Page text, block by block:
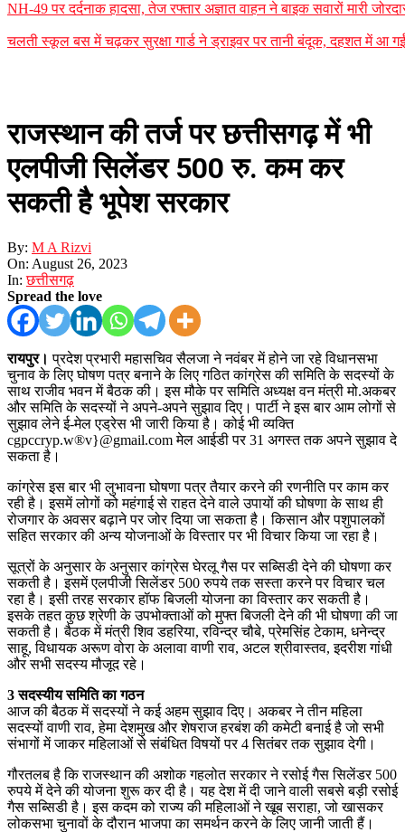
NH-49 पर दर्दनाक हादसा, तेज रफ्तार अज्ञात वाहन ने बाइक सवारों मारी
चलती स्कूल बस में चढ़कर सुरक्षा गार्ड ने ड्राइवर पर तानी बंदूक, दहशत में आ गईं
राजस्थान की तर्ज पर छत्तीसगढ़ में भी
एलपीजी सिलेंडर 500 रु. कम कर
सकती है भूपेश सरकार
By: M A Rizvi
On: August 26, 2023
In: छत्तीसगढ़
Spread the love
रायपुर। प्रदेश प्रभारी महासचिव सैलजा ने नवंबर में होने जा रहे विधानसभा
चुनाव के लिए घोषण पत्र बनाने के लिए गठित कांग्रेस की समिति के सदस्यों के
साथ राजीव भवन में बैठक की। इस मौके पर समिति अध्यक्ष वन मंत्री मो.अकबर
और समिति के सदस्यों ने अपने-अपने सुझाव दिए। पार्टी ने इस बार आम लोगों से
सुझाव लेने ई-मेल एड्रेस भी जारी किया है। कोई भी व्यक्ति
cgpccryp.w®v}@gmail.com मेल आईडी पर 31 अगस्त तक अपने सुझाव दे
सकता है।
कांग्रेस इस बार भी लुभावना घोषणा पत्र तैयार करने की रणनीति पर काम कर
रही है। इसमें लोगों को महंगाई से राहत देने वाले उपायों की घोषणा के साथ ही
रोजगार के अवसर बढ़ाने पर जोर दिया जा सकता है। किसान और पशुपालकों
सहित सरकार की अन्य योजनाओं के विस्तार पर भी विचार किया जा रहा है।
सूत्रों के अनुसार के अनुसार कांग्रेस घेरलू गैस पर सब्सिडी देने की घोषणा कर
सकती है। इसमें एलपीजी सिलेंडर 500 रुपये तक सस्ता करने पर विचार चल
रहा है। इसी तरह सरकार हॉफ बिजली योजना का विस्तार कर सकती है।
इसके तहत कुछ श्रेणी के उपभोक्ताओं को मुफ्त बिजली देने की भी घोषणा की जा
सकती है। बैठक में मंत्री शिव डहरिया, रविन्द्र चौबे, प्रेमसिंह टेकाम, धनेन्द्र
साहू, विधायक अरूण वोरा के अलावा वाणी राव, अटल श्रीवास्तव, इदरीश गांधी
और सभी सदस्य मौजूद रहे।
3 सदस्यीय समिति का गठन
आज की बैठक में सदस्यों ने कई अहम सुझाव दिए। अकबर ने तीन महिला
सदस्यों वाणी राव, हेमा देशमुख और शेषराज हरबंश की कमेटी बनाई है जो सभी
संभागों में जाकर महिलाओं से संबंधित विषयों पर 4 सितंबर तक सुझाव देगी।
गौरतलब है कि राजस्थान की अशोक गहलोत सरकार ने रसोई गैस सिलेंडर 500
रुपये में देने की योजना शुरू कर दी है। यह देश में दी जाने वाली सबसे बड़ी रसोई
गैस सब्सिडी है। इस कदम को राज्य की महिलाओं ने खूब सराहा, जो खासकर
लोकसभा चुनावों के दौरान भाजपा का समर्थन करने के लिए जानी जाती हैं।